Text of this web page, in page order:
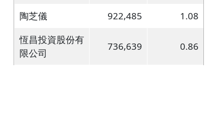
陶芝儀
922,485
1.08
恆昌投資股份有
限公司
736,639 0.86